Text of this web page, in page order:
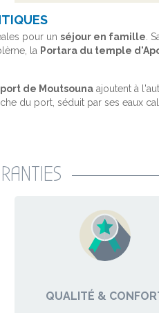
pour un séjour en famille.
la Portara du temple
de Moutsouna ajoutent à
du port, séduit par ses eaux
QUALITÉ &